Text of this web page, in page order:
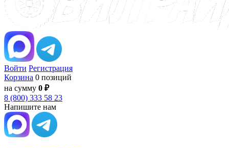
Войти Регистрация
Корзина 0 позиций
на сумму 0 ₽
8 (800) 333 58 23
Напишите нам